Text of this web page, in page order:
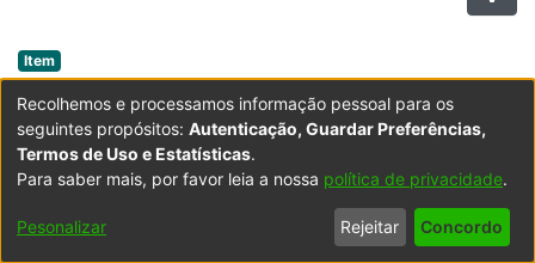
Item type:
Item,
Application of Monte-Carlo Simulation
towards a better understanding of Bayes'
Theorem in Engineering education
Universidade do Porto , 2022-02-16)Assis, Rui;
Marques, Pedro Carmona
Vidal, Raphaela;
RCM2+ -
Research Centre in Asset Management and System
Bayes' Theorem (BT) is treated in probability theory
and statistics. The BT shows how to change the
Recolhemos e processamos informação pessoal para os
seguintes propósitos: Autenticação, Guardar Preferências,
Termos de Uso e Estatísticas.
Para saber mais, por favor leia a nossa política de privacidade.
Pesonalizar Rejeitar Concordo